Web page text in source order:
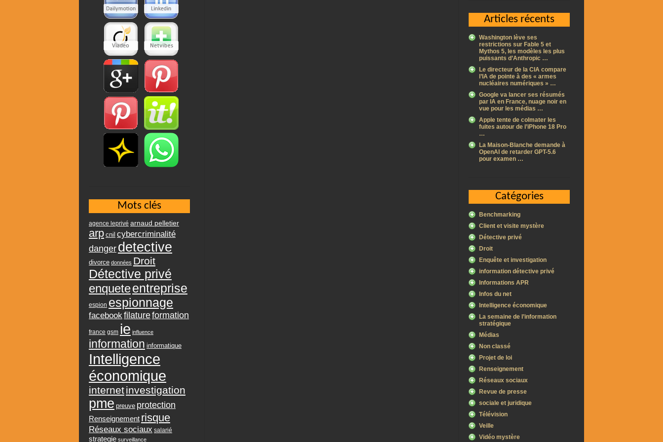
Articles récents
Washington lève ses
restrictions sur Fable 5 et
Mythos 5, les modèles les plus
puissants d’Anthropic …
Le directeur de la CIA compare
l’IA de pointe à des « armes
nucléaires numériques » …
Google va lancer ses résumés
par IA en France, nuage noir en
vue pour les médias …
Apple tente de colmater les
fuites autour de l’iPhone 18 Pro
…
La Maison-Blanche demande à
OpenAI de retarder GPT-5.6
pour examen …
Catégories
Benchmarking
Client et visite mystère
Détective privé
Droit
Enquête et investigation
information détective privé
Informations APR
Infos du net
Intelligence économique
La semaine de l’information
stratégique
Médias
Non classé
Projet de loi
Renseignement
Réseaux sociaux
Revue de presse
sociale et juridique
Télévision
Veille
Vidéo mystère
Mots clés
agence leprivé arnaud pelletier
arp cnil cybercriminalité
danger detective
divorce données Droit
Détective privé
enqueteentreprise
espion espionnage
facebookfilatureformation
france gsm ie influence
information informatique
Intelligence
économique
internetinvestigation
pme preuve protection
Renseignement risque
Réseaux sociaux salarié
strategie surveillance